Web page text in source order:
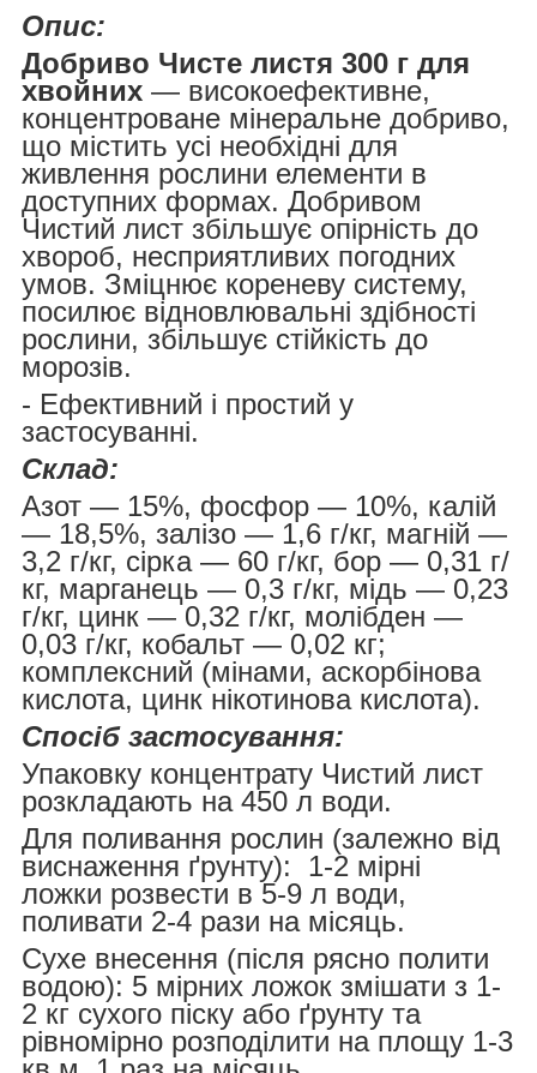
Опис:
Добриво Чисте листя 300 г для
хвойних — високоефективне,
концентроване мінеральне добриво,
що містить усі необхідні для
живлення рослини елементи в
доступних формах. Добривом
Чистий лист збільшує опірність до
хвороб, несприятливих погодних
умов. Зміцнює кореневу систему,
посилює відновлювальні здібності
рослини, збільшує стійкість до
морозів.
- Ефективний і простий у
застосуванні.
Склад:
Азот — 15%, фосфор — 10%, калій
— 18,5%, залізо — 1,6 г/кг, магній —
3,2 г/кг, сірка — 60 г/кг, бор — 0,31 г/
кг, марганець — 0,3 г/кг, мідь — 0,23
г/кг, цинк — 0,32 г/кг, молібден —
0,03 г/кг, кобальт — 0,02 кг;
комплексний (мінами, аскорбінова
кислота, цинк нікотинова кислота).
Спосіб застосування:
Упаковку концентрату Чистий лист
розкладають на 450 л води.
Для поливання рослин (залежно від
виснаження ґрунту): 1-2 мірні
ложки розвести в 5-9 л води,
поливати 2-4 рази на місяць.
Сухе внесення (після рясно полити
водою): 5 мірних ложок змішати з 1-
2 кг сухого піску або ґрунту та
рівномірно розподілити на площу 1-3